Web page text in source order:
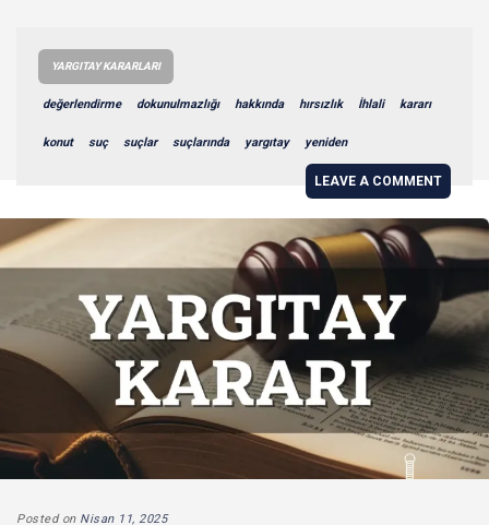
YARGITAY KARARLARI
değerlendirme dokunulmazlığı hakkında hırsızlık İhlali kararı
konut suç suçlar suçlarında yargıtay yeniden
LEAVE A COMMENT
Posted on Nisan 11, 2025